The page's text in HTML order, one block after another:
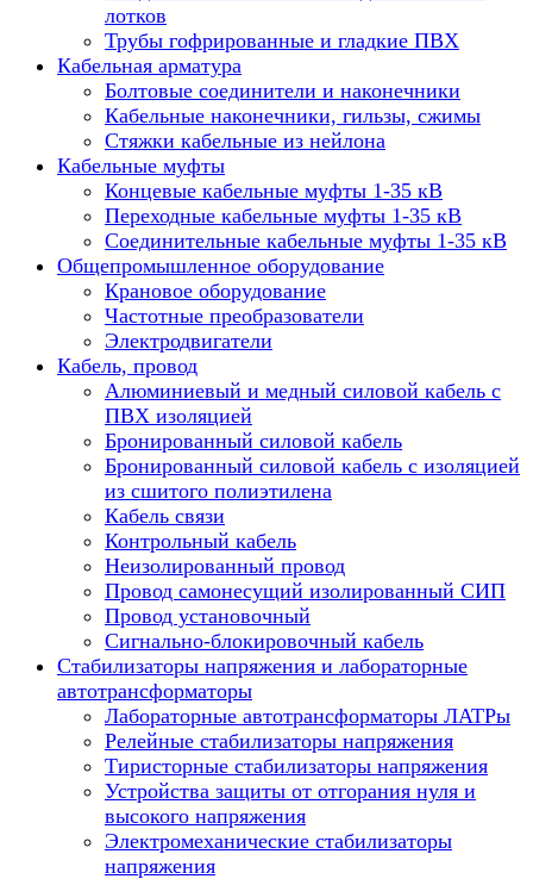
лотков
Трубы гофрированные и гладкие ПВХ
Кабельная арматура
Болтовые соединители и наконечники
Кабельные наконечники, гильзы, сжимы
Стяжки кабельные из нейлона
Кабельные муфты
Концевые кабельные муфты 1-35 кВ
Переходные кабельные муфты 1-35 кВ
Соединительные кабельные муфты 1-35 кВ
Общепромышленное оборудование
Крановое оборудование
Частотные преобразователи
Электродвигатели
Кабель, провод
Алюминиевый и медный силовой кабель с
ПВХ изоляцией
Бронированный силовой кабель
Бронированный силовой кабель с изоляцией
из сшитого полиэтилена
Кабель связи
Контрольный кабель
Неизолированный провод
Провод самонесущий изолированный СИП
Провод установочный
Сигнально-блокировочный кабель
Стабилизаторы напряжения и лабораторные
автотрансформаторы
Лабораторные автотрансформаторы ЛАТРы
Релейные стабилизаторы напряжения
Тиристорные стабилизаторы напряжения
Устройства защиты от отгорания нуля и
высокого напряжения
Электромеханические стабилизаторы
напряжения